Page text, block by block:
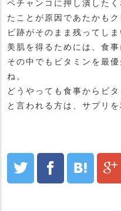
ペチャンコに押し潰した
たことが原因であたかも
ビ跡がそのまま残ってしま
美肌を得るためには、食
その中でもビタミンを最
ね。
どうやっても食事からビ
と言われる方は、サプリ